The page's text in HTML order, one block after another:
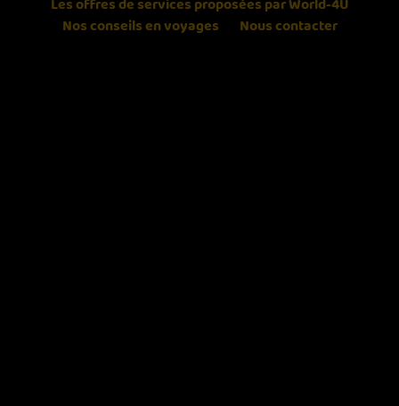
Les offres de services proposées par World-4U
Nos conseils en voyages
Nous contacter